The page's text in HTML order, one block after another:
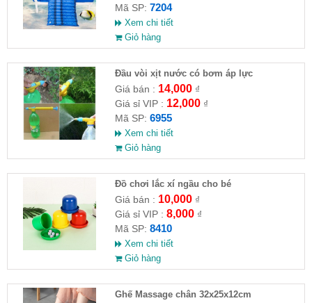
Mã SP: 7204
Xem chi tiết
Giỏ hàng
Đầu vòi xịt nước có bơm áp lực
Giá bán : 14,000₫
Giá sỉ VIP : 12,000₫
Mã SP: 6955
Xem chi tiết
Giỏ hàng
Đồ chơi lắc xí ngầu cho bé
Giá bán : 10,000₫
Giá sỉ VIP : 8,000₫
Mã SP: 8410
Xem chi tiết
Giỏ hàng
Ghế Massage chân 32x25x12cm